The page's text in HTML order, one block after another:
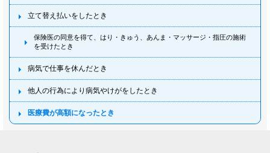
立て替え払いをしたとき
保険医の同意を得て、はり・きゅう、あんま・マッサージ・指圧の施術
を受けたとき
病気で仕事を休んだとき
他人の行為により病気やけがをしたとき
医療費が高額になったとき